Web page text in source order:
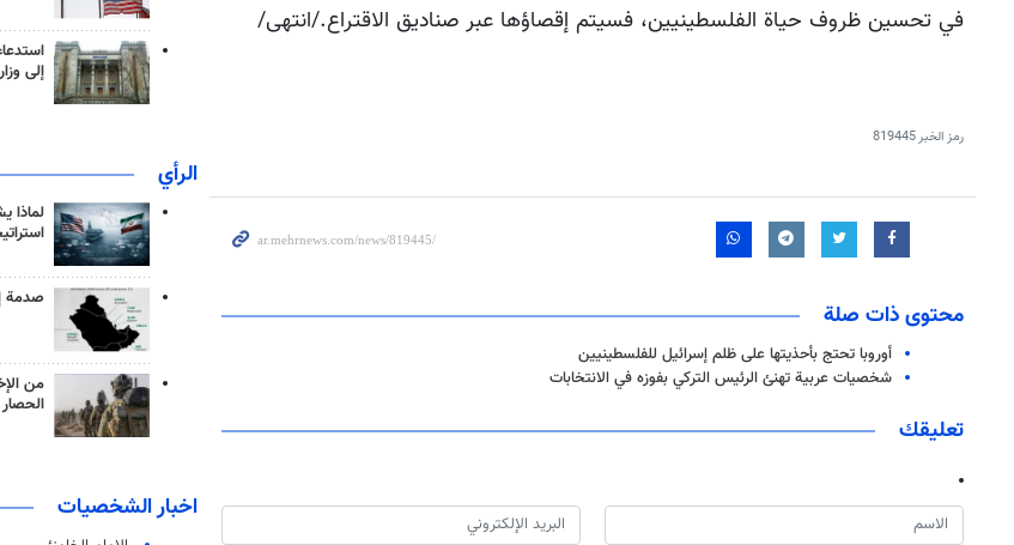
في تحسين ظروف حياة الفلسطينيين، فسيتم إقصاؤها عبر صناديق الاقتراع./انتهى/
رمز الخبر819445
محتوى ذات صلة
أوروبا تحتج بأحذيتها على ظلم إسرائيل للفلسطينيين
شخصيات عربية تهنئ الرئيس التركي بفوزه في الانتخابات
تعليقك
إلى
الرأي
لماذا
صدمة
من
اخبار الشخصيات